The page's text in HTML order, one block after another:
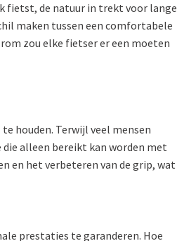
fietst, de natuur in trekt voor lange
maken tussen een comfortabele
zou elke fietser er een moeten
houden. Terwijl veel mensen
alleen bereikt kan worden met
en het verbeteren van de grip, wat
prestaties te garanderen. Hoe